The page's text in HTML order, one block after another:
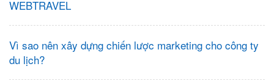
WEBTRAVEL
Vì sao nên xây dựng chiến lược marketing cho công ty
du lịch?